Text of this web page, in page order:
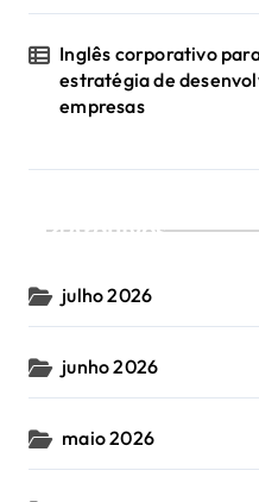
Inglês corporativo
estratégia de
empresas
Arquivos
julho 2026
junho 2026
maio 2026